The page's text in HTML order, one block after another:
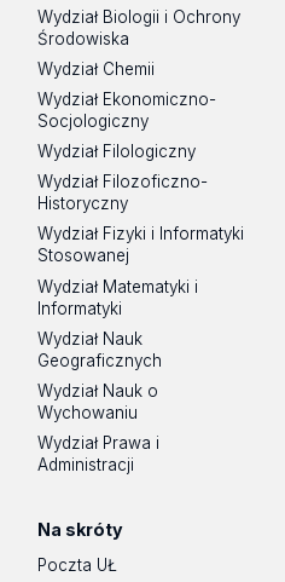
Wydział Biologii i Ochrony
Środowiska
Wydział Chemii
Wydział Ekonomiczno-
Socjologiczny
Wydział Filologiczny
Wydział Filozoficzno-
Historyczny
Wydział Fizyki i Informatyki
Stosowanej
Wydział Matematyki i
Informatyki
Wydział Nauk
Geograficznych
Wydział Nauk o
Wychowaniu
Wydział Prawa i
Administracji
Na skróty
Poczta UŁ